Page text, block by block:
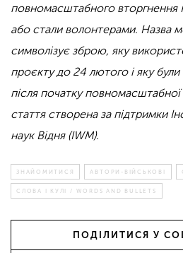
повномасштабного
або стали волонтерами. Назва
символізує зброю, яку
проєкту до 24 лютого і яку
після початку
стаття створена за підтримки
наук Відня (IWM).
ЗНАЙОМИТИСЯ АВТОРИ-ВІЙСЬКОВІ
СЛОВА І КУЛІ / WORDS AND BULLETS
ПОДІЛИТИСЯ У